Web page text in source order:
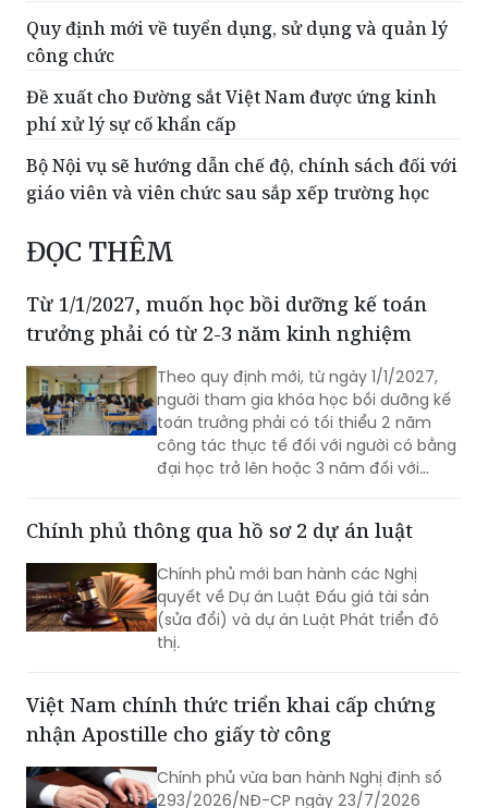
Quy định mới về tuyển dụng, sử dụng và quản lý
công chức
Đề xuất cho Đường sắt Việt Nam được ứng kinh
phí xử lý sự cố khẩn cấp
Bộ Nội vụ sẽ hướng dẫn chế độ, chính sách đối với
giáo viên và viên chức sau sắp xếp trường học
ĐỌC THÊM
Từ 1/1/2027, muốn học bồi dưỡng kế toán
trưởng phải có từ 2-3 năm kinh nghiệm
Theo quy định mới, từ ngày 1/1/2027,
người tham gia khóa học bồi dưỡng kế
toán trưởng phải có tối thiểu 2 năm
công tác thực tế đối với người có bằng
đại học trở lên hoặc 3 năm đối với
toán.
Chính phủ thông qua hồ sơ 2 dự án luật
Chính phủ mới ban hành các Nghị
quyết về Dự án Luật Đấu giá tài sản
(sửa đổi) và dự án Luật Phát triển đô
thị.
Việt Nam chính thức triển khai cấp chứng
nhận Apostille cho giấy tờ công
Chính phủ vừa ban hành Nghị định số
293/2026/NĐ-CP ngày 23/7/2026